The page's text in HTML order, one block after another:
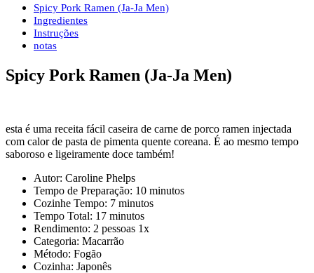
Spicy Pork Ramen (Ja-Ja Men)
Ingredientes
Instruções
notas
Spicy Pork Ramen (Ja-Ja Men)
esta é uma receita fácil caseira de carne de porco ramen injectada
com calor de pasta de pimenta quente coreana. É ao mesmo tempo
saboroso e ligeiramente doce também!
Autor: Caroline Phelps
Tempo de Preparação: 10 minutos
Cozinhe Tempo: 7 minutos
Tempo Total: 17 minutos
Rendimento: 2 pessoas 1x
Categoria: Macarrão
Método: Fogão
Cozinha: Japonês